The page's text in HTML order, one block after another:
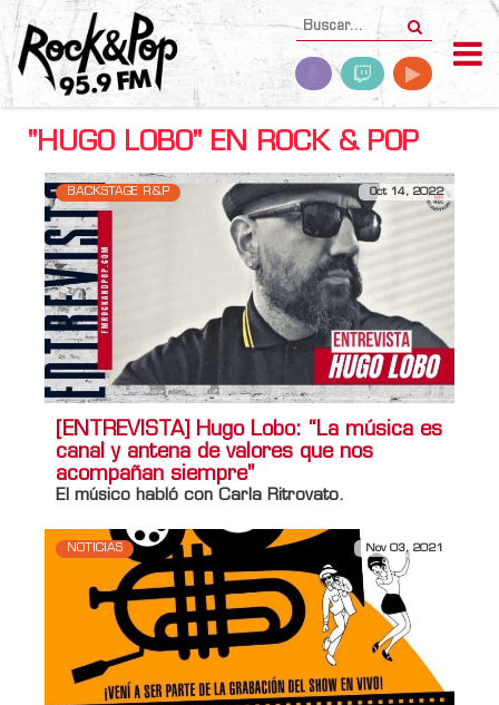
"HUGO LOBO" EN ROCK & POP
BACKSTAGE R&P Oct 14, 2022
[ENTREVISTA] Hugo Lobo: “La música es
canal y antena de valores que nos
acompañan siempre"
El músico habló con Carla Ritrovato.
NOTICIAS Nov 03, 2021